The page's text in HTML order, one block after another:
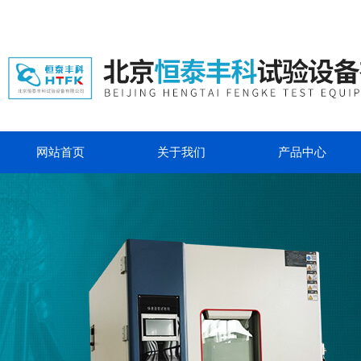
网站首页 关于我们 产品中心